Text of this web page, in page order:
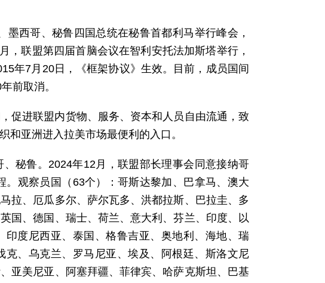
墨西哥、秘鲁四国总统在秘鲁首都利马举行峰会，
，联盟第四届首脑会议在智利安托法加斯塔举行，
年7月20日，《框架协议》生效。目前，成员国间
前取消。
促进联盟内货物、服务、资本和人员自由流通，致
和亚洲进入拉美市场最便利的入口。
秘鲁。2024年12月，联盟部长理事会同意接纳哥
观察员国（63个）：哥斯达黎加、巴拿马、澳大
拉、厄瓜多尔、萨尔瓦多、洪都拉斯、巴拉圭、多
国、德国、瑞士、荷兰、意大利、芬兰、印度、以
度尼西亚、泰国、格鲁吉亚、奥地利、海地、瑞
、乌克兰、罗马尼亚、埃及、阿根廷、斯洛文尼
亚美尼亚、阿塞拜疆、菲律宾、哈萨克斯坦、巴基